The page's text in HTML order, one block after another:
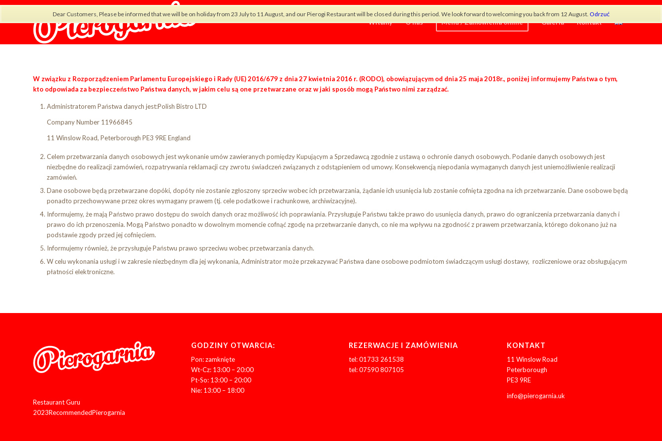
Dear Customers, Please be informed that we will be on holiday from 23 July to 11 August, and our Pierogi Restaurant will be closed during this period. We look forward to welcoming you back from 12 August. Odrzuć
Witamy O nas Menu / Zamówienia online Galeria Kontakt
W związku z Rozporządzeniem Parlamentu Europejskiego i Rady (UE) 2016/679 z dnia 27 kwietnia 2016 r. (RODO), obowiązującym od dnia 25 maja 2018r., poniżej informujemy Państwa o tym,
kto odpowiada za bezpieczeństwo Państwa danych, w jakim celu są one przetwarzane oraz w jaki sposób mogą Państwo nimi zarządzać.
Administratorem Państwa danych jest:Polish Bistro LTD
Company Number 11966845
11 Winslow Road, Peterborough PE3 9RE England
Celem przetwarzania danych osobowych jest wykonanie umów zawieranych pomiędzy Kupującym a Sprzedawcą zgodnie z ustawą o ochronie danych osobowych. Podanie danych osobowych jest
niezbędne do realizacji zamówień, rozpatrywania reklamacji czy zwrotu świadczeń związanych z odstąpieniem od umowy. Konsekwencją niepodania wymaganych danych jest uniemożliwienie realizacji
zamówień.
Dane osobowe będą przetwarzane dopóki, dopóty nie zostanie zgłoszony sprzeciw wobec ich przetwarzania, żądanie ich usunięcia lub zostanie cofnięta zgodna na ich przetwarzanie. Dane osobowe będą
ponadto przechowywane przez okres wymagany prawem (tj. cele podatkowe i rachunkowe, archiwizacyjne).
Informujemy, że mają Państwo prawo dostępu do swoich danych oraz możliwość ich poprawiania. Przysługuje Państwu także prawo do usunięcia danych, prawo do ograniczenia przetwarzania danych i
prawo do ich przenoszenia. Mogą Państwo ponadto w dowolnym momencie cofnąć zgodę na przetwarzanie danych, co nie ma wpływu na zgodność z prawem przetwarzania, którego dokonano już na
podstawie zgody przed jej cofnięciem.
Informujemy również, że przysługuje Państwu prawo sprzeciwu wobec przetwarzania danych.
W celu wykonania usługi i w zakresie niezbędnym dla jej wykonania, Administrator może przekazywać Państwa dane osobowe podmiotom świadczącym usługi dostawy, rozliczeniowe oraz obsługującym
płatności elektroniczne.
Restaurant Guru
2023RecommendedPierogarnia
GODZINY OTWARCIA:
Pon: zamknięte
Wt-Cz: 13:00 – 20:00
Pt-So: 13:00 – 20:00
Nie: 13:00 – 18:00
REZERWACJE I ZAMÓWIENIA
tel: 01733 261538
tel: 07590 807105
KONTAKT
11 Winslow Road
Peterborough
PE3 9RE
info@pierogarnia.uk